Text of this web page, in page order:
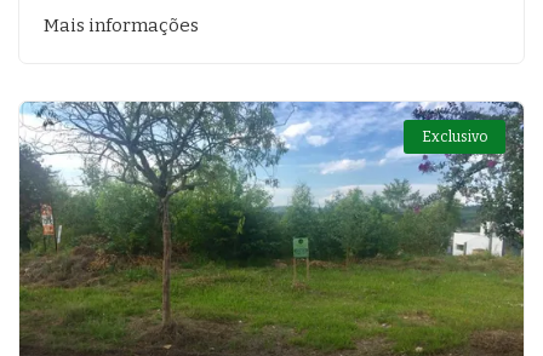
Mais informações
Exclusivo